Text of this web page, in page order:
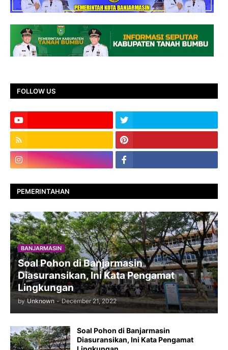
FOLLOW US
PEMERINTAHAN
BANJARMASIN
Soal Pohon di Banjarmasin
Diasuransikan, Ini Kata Pengamat
Lingkungan
by Unknown - December 21, 2022
Soal Pohon di Banjarmasin
Diasuransikan, Ini Kata Pengamat